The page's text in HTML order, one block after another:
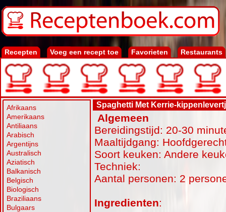
Recepten Voeg een recept toe Favorieten Restaurants
Afrikaans
Amerikaans
Antiliaans
Arabisch
Argentijns
Australisch
Aziatisch
Balkanisch
Belgisch
Biologisch
Braziliaans
Bulgaars
Spaghetti Met Kerrie-
Algemeen
Bereidingstijd: 20-30
Maaltijdgang:
Soort keuken: Andere
Techniek:
Aantal personen: 2
Ingredienten: